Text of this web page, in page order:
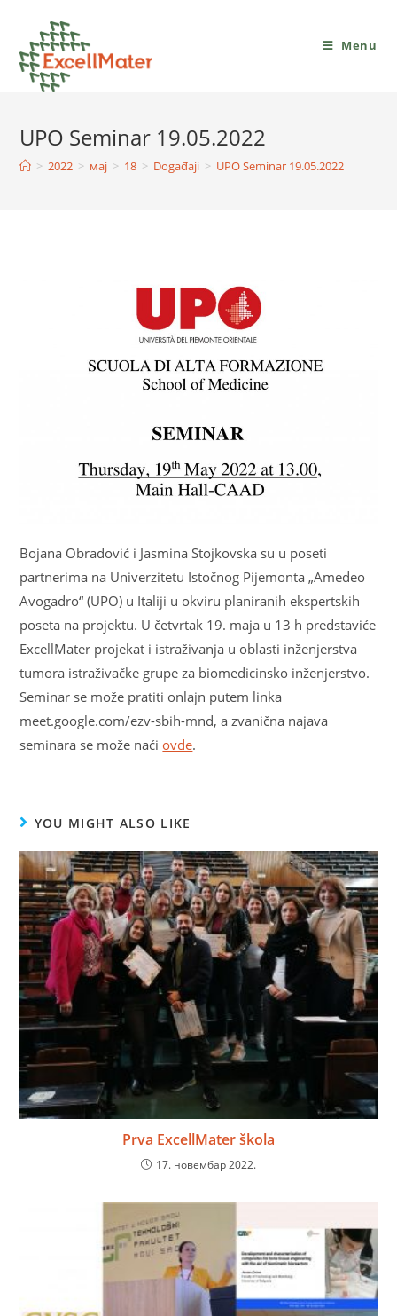
Menu
UPO Seminar 19.05.2022
> 2022 > мај > 18 > Događaji > UPO Seminar 19.05.2022
Bojana Obradović i Jasmina Stojkovska su u poseti
partnerima na Univerzitetu Istočnog Pijemonta „Amedeo
Avogadro“ (UPO) u Italiji u okviru planiranih ekspertskih
poseta na projektu. U četvrtak 19. maja u 13 h predstaviće
ExcellMater projekat i istraživanja u oblasti inženjerstva
tumora istraživačke grupe za biomedicinsko inženjerstvo.
Seminar se može pratiti onlajn putem linka
meet.google.com/ezv-sbih-mnd, a zvanična najava
seminara se može naćiovde.
YOU MIGHT ALSO LIKE
Prva ExcellMater škola
17. новембар 2022.